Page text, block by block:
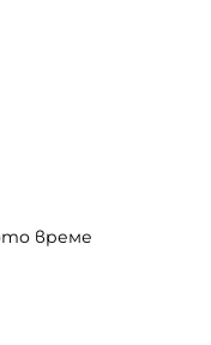
време